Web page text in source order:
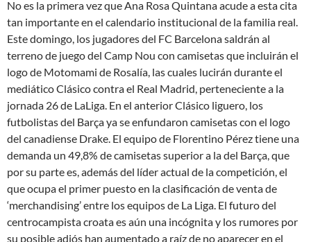
No es la primera vez que Ana Rosa Quintana acude a esta cita
tan importante en el calendario institucional de la familia real.
Este domingo, los jugadores del FC Barcelona saldrán al
terreno de juego del Camp Nou con camisetas que incluirán el
logo de Motomami de Rosalía, las cuales lucirán durante el
mediático Clásico contra el Real Madrid, perteneciente a la
jornada 26 de LaLiga. En el anterior Clásico liguero, los
futbolistas del Barça ya se enfundaron camisetas con el logo
del canadiense Drake. El equipo de Florentino Pérez tiene una
demanda un 49,8% de camisetas superior a la del Barça, que
por su parte es, además del líder actual de la competición, el
que ocupa el primer puesto en la clasificación de venta de
‘merchandising’ entre los equipos de La Liga. El futuro del
centrocampista croata es aún una incógnita y los rumores por
su posible adiós han aumentado a raíz de no aparecer en el